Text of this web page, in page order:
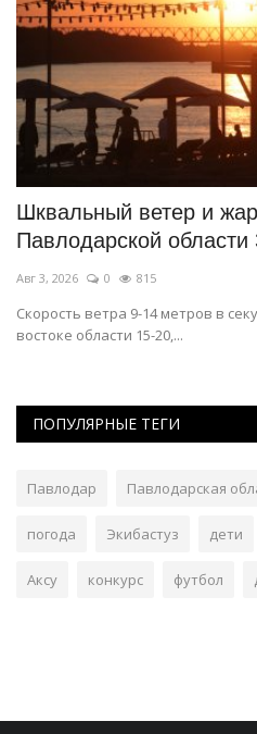
Шквальный ветер и
Павлодарской области
Авг 3, 2026 0 815
Скорость ветра 9-14 метров в
востоке области 15-20,...
ПОПУЛЯРНЫЕ ТЕГИ
Павлодар Павлодарская
погода Экибастуз дети
Аксу конкурс футбол